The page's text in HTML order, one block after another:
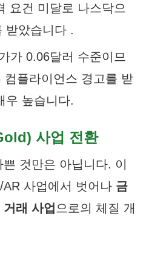
요건 미달로 나스닥으
받았습니다 .
가 0.06달러 수준이므
컴플라이언스 경고를 받
우 높습니다.
사업 전환
것만은 아닙니다. 이
사업에서 벗어나 금
래 사업 으로의 체질 개